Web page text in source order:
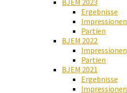
BJEM 2023
Ergebnisse
Impressionen
Partien
BJEM 2022
Impressionen
Partien
BJEM 2021
Ergebnisse
Impressionen